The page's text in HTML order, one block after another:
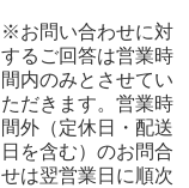
※お問い合わせに対
するご回答は営業時
間内のみとさせてい
ただきます。営業時
間外（定休日・配送
日を含む）のお問合
せは翌営業日に順次